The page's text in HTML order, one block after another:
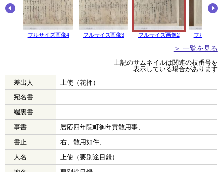
フルサイズ画像4 フルサイズ画像3 フルサイズ画像2 フルサイズ
＞ 一覧を見る
上記のサムネイルは関連の枝番号を
表示している場合があります
差出人
上使（花押）
宛名書
端裏書
事書
暦応四年院町御年貢散用事、
書止
右、散用如件、
人名
上使（要別途目録）